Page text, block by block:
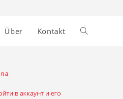
Über Kontakt Website-
в аккаунт и его